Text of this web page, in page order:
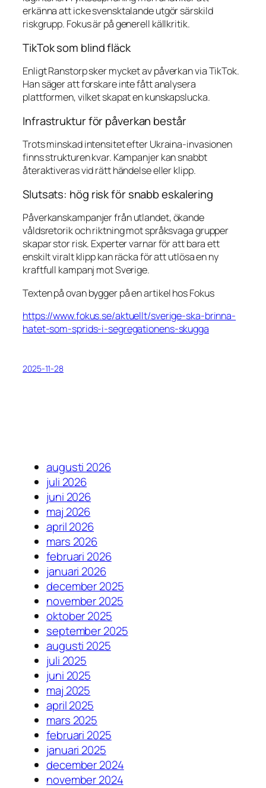
erkänna att icke svensktalande utgör särskild
riskgrupp. Fokus är på generell källkritik.
TikTok som blind fläck
Enligt Ranstorp sker mycket av påverkan via TikTok.
Han säger att forskare inte fått analysera
plattformen, vilket skapat en kunskapslucka.
Infrastruktur för påverkan består
Trots minskad intensitet efter Ukraina-invasionen
finns strukturen kvar. Kampanjer kan snabbt
återaktiveras vid rätt händelse eller klipp.
Slutsats: hög risk för snabb eskalering
Påverkanskampanjer från utlandet, ökande
våldsretorik och riktning mot språksvaga grupper
skapar stor risk. Experter varnar för att bara ett
enskilt viralt klipp kan räcka för att utlösa en ny
kraftfull kampanj mot Sverige.
Texten på ovan bygger på en artikel hos Fokus
https://www.fokus.se/aktuellt/sverige-ska-brinna-
hatet-som-sprids-i-segregationens-skugga
2025-11-28
augusti 2026
juli 2026
juni 2026
maj 2026
april 2026
mars 2026
februari 2026
januari 2026
december 2025
november 2025
oktober 2025
september 2025
augusti 2025
juli 2025
juni 2025
maj 2025
april 2025
mars 2025
februari 2025
januari 2025
december 2024
november 2024